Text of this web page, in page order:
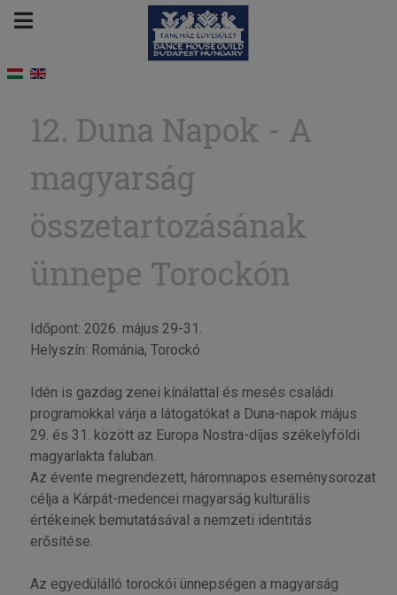
12. Duna Napok - A
magyarság
összetartozásának
ünnepe Torockón
Időpont: 2026. május 29-31.
Helyszín: Románia, Torockó
Idén is gazdag zenei kínálattal és mesés családi
programokkal várja a látogatókat a Duna-napok május
29. és 31. között az Europa Nostra-díjas székelyföldi
magyarlakta faluban.
Az évente megrendezett, háromnapos eseménysorozat
célja a Kárpát-medencei magyarság kulturális
értékeinek bemutatásával a nemzeti identitás
erősítése.
Az egyedülálló torockói ünnepségen a magyarság